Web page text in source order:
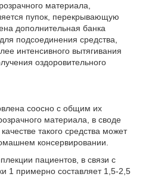
материала,
пупок, перекрывающую
дополнительная банка
подсоединения средства,
интенсивного вытягивания
оздоровительного
соосно с общим их
материала, в своде
такого средства может
консервировании.
пациентов, в связи с
1 примерно составляет 1,5-2,5